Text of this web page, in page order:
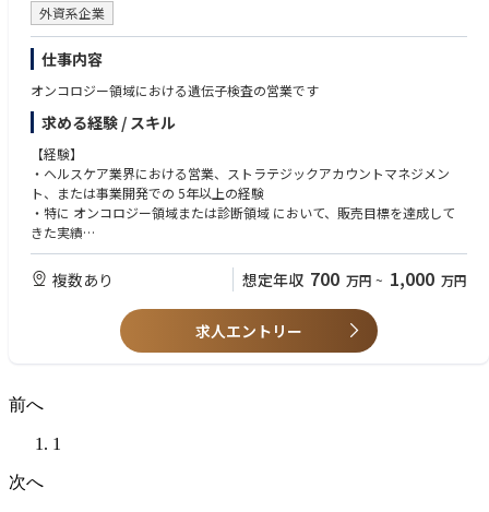
外資系企業
仕事内容
オンコロジー領域における遺伝子検査の営業です
求める経験 / スキル
【経験】
・ヘルスケア業界における営業、ストラテジックアカウントマネジメン
ト、または事業開発での 5年以上の経験
・特に オンコロジー領域または診断領域 において、販売目標を達成して
きた実績
・オンコロジー、診断、または医療機器分野での経験があることが望まし
い
・代理店ネットワークと協働した経験
複数あり 想定年収 700 万円 ~ 1,000 万円
求人エントリー
前へ
1
次へ